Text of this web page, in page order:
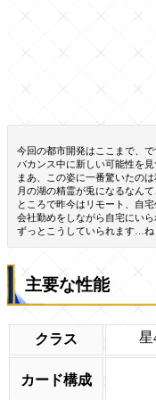
今回の都市開発はここまで、で
バカンス中に新しい可能性を見
まあ、この姿に一番驚いたのは
月の湖の精霊が兎になるなん
ところで昨今はリモート、自
会社勤めをしながら自宅にい
ずっとこうしていられます…ね
主要な性能
クラス 星
カード構成